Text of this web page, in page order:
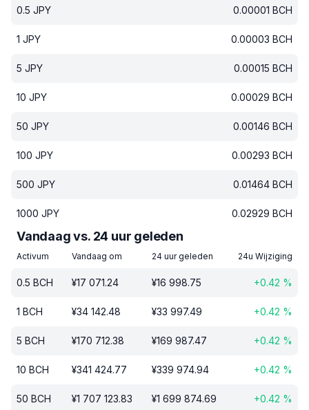
0.5 JPY 0.00001 BCH
1 JPY 0.00003 BCH
5 JPY 0.00015 BCH
10 JPY 0.00029 BCH
50 JPY 0.00146 BCH
100 JPY 0.00293 BCH
500 JPY 0.01464 BCH
1000 JPY 0.02929 BCH
Vandaag vs. 24 uur geleden
Activum Vandaag om 24 uur geleden 24u Wijziging
0.5 BCH ¥17 071.24 ¥16 998.75 +0.42 %
1 BCH ¥34 142.48 ¥33 997.49 +0.42 %
5 BCH ¥170 712.38 ¥169 987.47 +0.42 %
10 BCH ¥341 424.77 ¥339 974.94 +0.42 %
50 BCH ¥1 707 123.83 ¥1 699 874.69 +0.42 %